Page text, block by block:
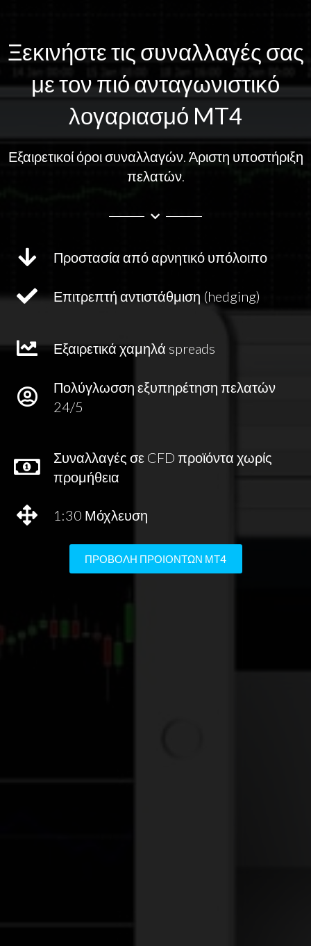
Ξεκινήστε τις συναλλαγές σας
με τον πιόανταγωνιστικό
λογαριασμό MT4
Εξαιρετικοί όροι συναλλαγών. Άριστη υποστήριξη
πελατών.
Προστασία από αρνητικό υπόλοιπο
Επιτρεπτή αντιστάθμιση (hedging)
Εξαιρετικά χαμηλά spreads
Πολύγλωσση εξυπηρέτηση πελατών
24/5
Συναλλαγές σε CFD προϊόντα χωρίς
προμήθεια
1:30 Μόχλευση
ΠΡΟΒΟΛΗ ΠΡΟΙΟΝΤΩΝ ΜΤ4